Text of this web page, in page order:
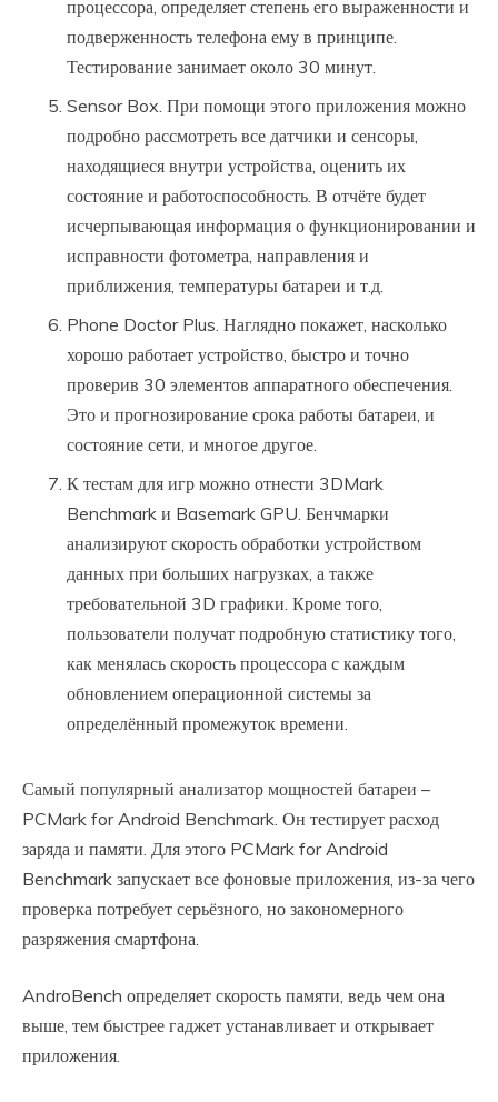
процессора, определяет степень его выраженности и
подверженность телефона ему в принципе.
Тестирование занимает около 30 минут.
Sensor Box. При помощи этого приложения можно
подробно рассмотреть все датчики и сенсоры,
находящиеся внутри устройства, оценить их
состояние и работоспособность. В отчёте будет
исчерпывающая информация о функционировании и
исправности фотометра, направления и
приближения, температуры батареи и т.д.
Phone Doctor Plus. Наглядно покажет, насколько
хорошо работает устройство, быстро и точно
проверив 30 элементов аппаратного обеспечения.
Это и прогнозирование срока работы батареи, и
состояние сети, и многое другое.
К тестам для игр можно отнести 3DMark
Benchmark и Basemark GPU. Бенчмарки
анализируют скорость обработки устройством
данных при больших нагрузках, а также
требовательной 3D графики. Кроме того,
пользователи получат подробную статистику того,
как менялась скорость процессора с каждым
обновлением операционной системы за
определённый промежуток времени.
Самый популярный анализатор мощностей батареи –
PCMark for Android Benchmark. Он тестирует расход
заряда и памяти. Для этого PCMark for Android
Benchmark запускает все фоновые приложения, из-за чего
проверка потребует серьёзного, но закономерного
разряжения смартфона.
AndroBench определяет скорость памяти, ведь чем она
выше, тем быстрее гаджет устанавливает и открывает
приложения.